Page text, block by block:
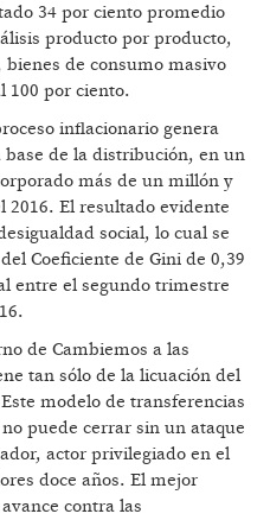
34 por ciento promedio
producto por producto,
de consumo masivo
100 por ciento.
inflacionario genera
de la distribución, en un
más de un millón y
2016. El resultado evidente
social, lo cual se
Coeficiente de Gini de 0,39
entre el segundo trimestre
de Cambiemos a las
tan sólo de la licuación del
modelo de transferencias
puede cerrar sin un ataque
actor privilegiado en el
doce años. El mejor
contra las